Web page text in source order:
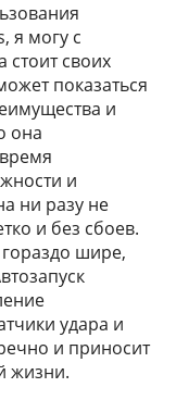
я могу с
стоит своих
показаться
и
она
и
ни разу не
и без сбоев.
шире,
удара и
и приносит
жизни.